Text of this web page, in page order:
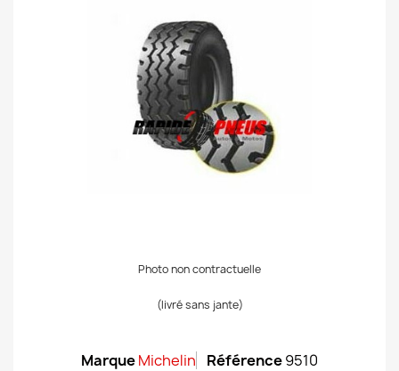
Photo non contractuelle
(livré sans jante)
MarqueMichelin Référence9510